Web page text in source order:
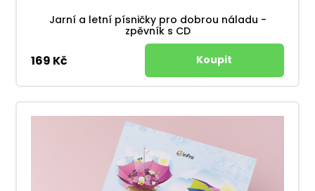
Jarní a letní písničky pro dobrou náladu -
zpěvník s CD
169 Kč